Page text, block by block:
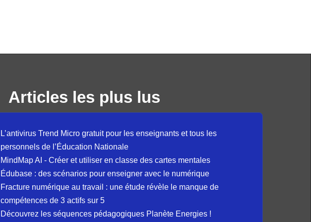
Articles les plus lus
L’antivirus Trend Micro gratuit pour les enseignants et tous les
personnels de l’Éducation Nationale
MindMap AI - Créer et utiliser en classe des cartes mentales
Édubase : des scénarios pour enseigner avec le numérique
Fracture numérique au travail : une étude révèle le manque de
compétences de 3 actifs sur 5
Découvrez les séquences pédagogiques Planète Energies !